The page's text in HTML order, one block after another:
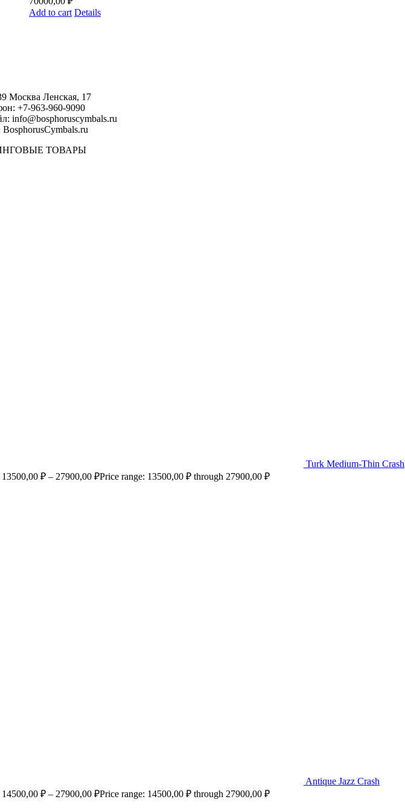
Add to cart Details
Москва Ленская, 17
+7-963-960-9090
info@bosphoruscymbals.ru
BosphorusСymbals.ru
ТОВАРЫ
Turk Medium-Thin Crash
13500,00 ₽ – 27900,00 ₽Price range: 13500,00 ₽ through 27900,00 ₽
Antique Jazz Crash
14500,00 ₽ – 27900,00 ₽Price range: 14500,00 ₽ through 27900,00 ₽